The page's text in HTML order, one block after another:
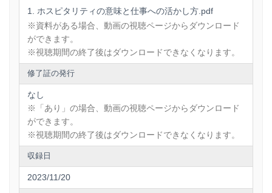
ホスピタリティの意味と仕事への活かし方.pdf
※資料がある場合、動画の視聴ページからダウンロード
ができます。
※視聴期間の終了後はダウンロードできなくなります。
修了証の発行
なし
※「あり」の場合、動画の視聴ページからダウンロード
ができます。
※視聴期間の終了後はダウンロードできなくなります。
収録日
2023/11/20